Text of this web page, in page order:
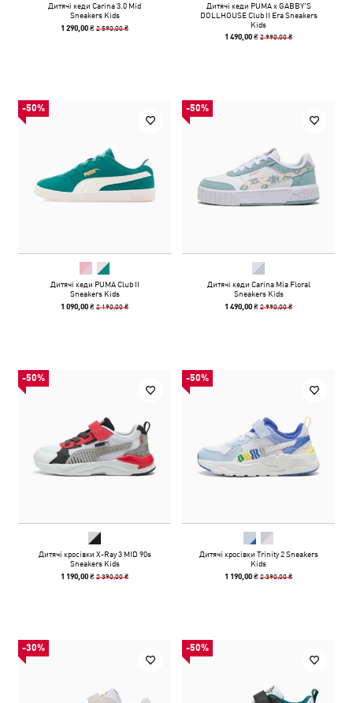
Дитячі кеди Carina 3.0 Mid
Sneakers Kids
1 290,00 ₴2 590,00 ₴
Дитячі кеди PUMA x GABBY'S
DOLLHOUSE Club II Era Sneakers
Kids
1 490,00 ₴2 990,00 ₴
-50%
Дитячі кеди PUMA Club II
Sneakers Kids
1 090,00 ₴2 190,00 ₴
-50%
Дитячі кеди Carina Mia Floral
Sneakers Kids
1 490,00 ₴2 990,00 ₴
-50%
Дитячі кросівки X-Ray 3 MID 90s
Sneakers Kids
1 190,00 ₴2 390,00 ₴
-50%
Дитячі кросівки Trinity 2 Sneakers
Kids
1 190,00 ₴2 390,00 ₴
-30% -50%